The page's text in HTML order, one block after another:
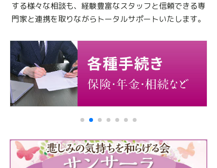
する様々な相談も、 経験豊富なスタッフと信頼できる専
門家と連携を取りながらトータルサポートいたします。